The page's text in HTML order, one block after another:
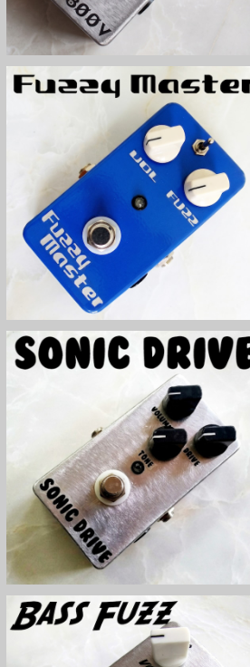
Fuzzy Masterファズキット【BASIC
KIT】
¥5,800
Sonic Driveディストーションキット
【BASIC KIT】
¥6,000